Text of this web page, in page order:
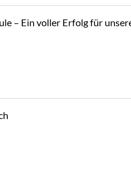
– Ein voller Erfolg für